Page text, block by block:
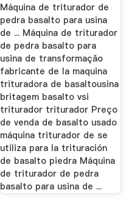
Máquina de triturador de
pedra basalto para usina
de ... Máquina de triturador
de pedra basalto para
usina de transformação
fabricante de la maquina
trituradora de basaltousina
britagem basalto vsi
triturador triturador Preço
de venda de basalto usado
máquina triturador de se
utiliza para la trituración
de basalto piedra Máquina
de triturador de pedra
basalto para usina de ...